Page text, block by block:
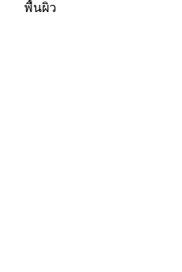
พื้นผิว